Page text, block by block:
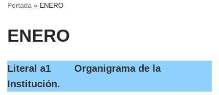
Portada » ENERO
ENERO
Literal a1 Organigrama de la
Institución.